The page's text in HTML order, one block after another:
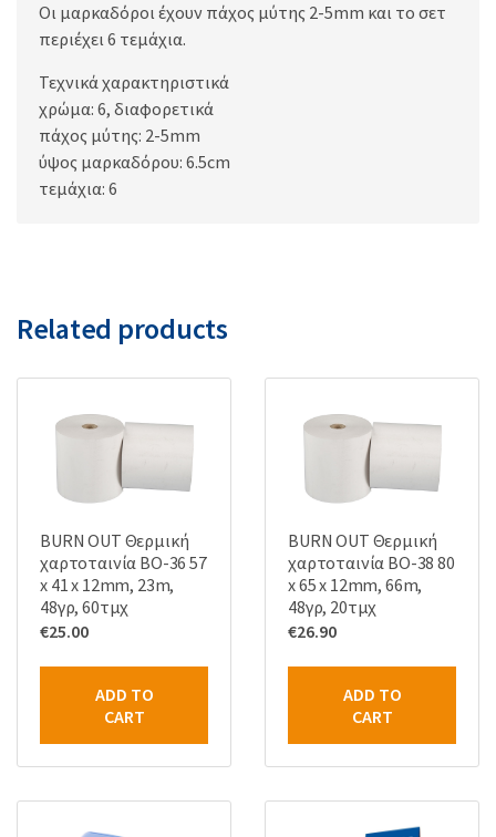
Οι μαρκαδόροι έχουν πάχος μύτης 2-5mm και το σετ
περιέχει 6 τεμάχια.
Τεχνικά χαρακτηριστικά
χρώμα: 6, διαφορετικά
πάχος μύτης: 2-5mm
ύψος μαρκαδόρου: 6.5cm
τεμάχια: 6
Related products
BURN OUT Θερμική
χαρτοταινία BO-36 57
x 41 x 12mm, 23m,
48γρ, 60τμχ
€25.00
ADD TO
CART
BURN OUT Θερμική
χαρτοταινία BO-38 80
x 65 x 12mm, 66m,
48γρ, 20τμχ
€26.90
ADD TO
CART